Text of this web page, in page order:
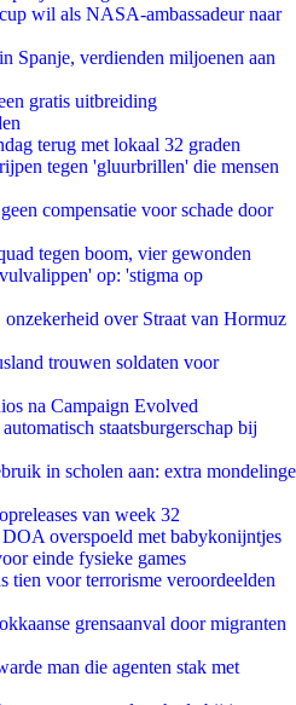
wil als NASA-ambassadeur naar
Spanje, verdienden miljoenen aan
gratis uitbreiding
terug met lokaal 32 graden
tegen 'gluurbrillen' die mensen
compensatie voor schade door
tegen boom, vier gewonden
op: 'stigma op
over Straat van Hormuz
trouwen soldaten voor
na Campaign Evolved
staatsburgerschap bij
in scholen aan: extra mondelinge
van week 32
overspoeld met babykonijntjes
einde fysieke games
tien voor terrorisme veroordeelden
grensaanval door migranten
man die agenten stak met